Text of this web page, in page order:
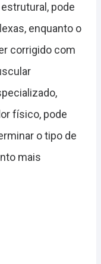
pode
enquanto o
corrigido com
físico, pode
o tipo de
mais